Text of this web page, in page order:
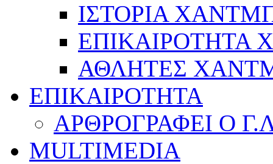
ΙΣΤΟΡΙΑ
ΕΠΙΚΑΙΡΟΤΗΤΑ
ΑΘΛΗΤΕΣ
ΕΠΙΚΑΙΡΟΤΗΤΑ
ΑΡΘΡΟΓΡΑΦΕΙ Ο
MULTIMEDIA